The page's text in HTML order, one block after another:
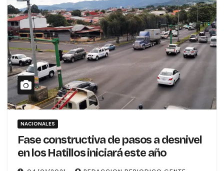
NACIONALES
Fase constructiva de pasos a desnivel
en los Hatillos iniciará este año